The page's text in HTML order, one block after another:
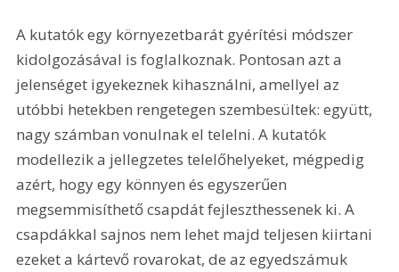
A kutatók egy környezetbarát gyérítési módszer
kidolgozásával is foglalkoznak. Pontosan azt a
jelenséget igyekeznek kihasználni, amellyel az
utóbbi hetekben rengetegen szembesültek: együtt,
nagy számban vonulnak el telelni. A kutatók
modellezik a jellegzetes telelőhelyeket, mégpedig
azért, hogy egy könnyen és egyszerűen
megsemmisíthető csapdát fejleszthessenek ki. A
csapdákkal sajnos nem lehet majd teljesen kiirtani
ezeket a kártevő rovarokat, de az egyedszámuk